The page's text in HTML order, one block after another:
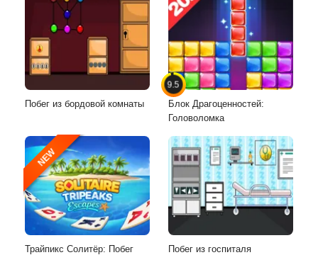
Побег из бордовой комнаты
9.5
Блок Драгоценностей:
Головоломка
NEW
Трайпикс Солитёр: Побег Побег из госпиталя